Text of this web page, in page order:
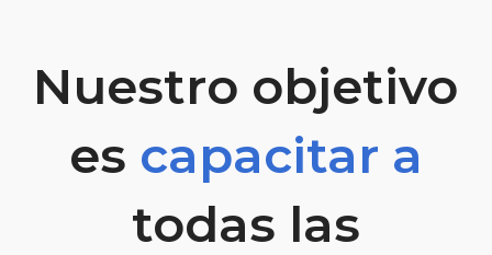
Nuestro objetivo
es capacitar a
todas las